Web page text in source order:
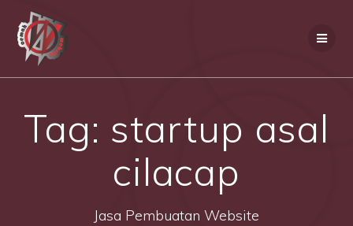
Tag: startup asal
cilacap
Jasa Pembuatan Website